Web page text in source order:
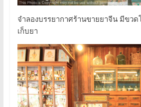
จำลองบรรยากาศร้านขายยาจีน มีขว
เก็บยา